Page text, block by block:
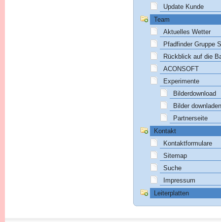
Update Kunde
Team
Aktuelles Wetter
Pfadfinder Gruppe
Rückblick auf die
ACONSOFT
Experimente
Bilderdownload
Bilder
Partnerseite
Kontakt
Kontaktformulare
Sitemap
Suche
Impressum
Leiterplatten